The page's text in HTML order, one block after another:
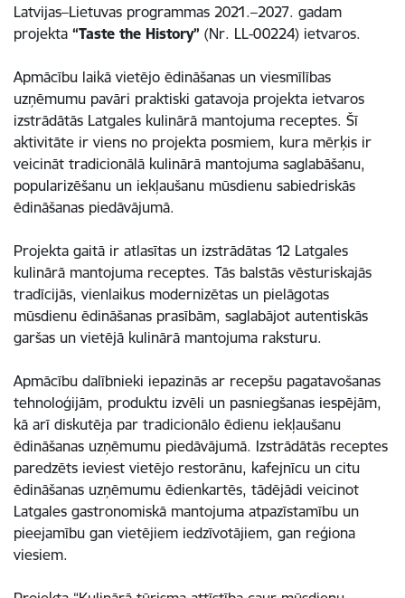
Latvijas–Lietuvas programmas 2021.–2027. gadam
projekta “Taste the History” (Nr. LL-00224) ietvaros.
Apmācību laikā vietējo ēdināšanas un viesmīlības
uzņēmumu pavāri praktiski gatavoja projekta ietvaros
izstrādātās Latgales kulinārā mantojuma receptes. Šī
aktivitāte ir viens no projekta posmiem, kura mērķis ir
veicināt tradicionālā kulinārā mantojuma saglabāšanu,
popularizēšanu un iekļaušanu mūsdienu sabiedriskās
ēdināšanas piedāvājumā.
Projekta gaitā ir atlasītas un izstrādātas 12 Latgales
kulinārā mantojuma receptes. Tās balstās vēsturiskajās
tradīcijās, vienlaikus modernizētas un pielāgotas
mūsdienu ēdināšanas prasībām, saglabājot autentiskās
garšas un vietējā kulinārā mantojuma raksturu.
Apmācību dalībnieki iepazinās ar recepšu pagatavošanas
tehnoloģijām, produktu izvēli un pasniegšanas iespējām,
kā arī diskutēja par tradicionālo ēdienu iekļaušanu
ēdināšanas uzņēmumu piedāvājumā. Izstrādātās receptes
paredzēts ieviest vietējo restorānu, kafejnīcu un citu
ēdināšanas uzņēmumu ēdienkartēs, tādējādi veicinot
Latgales gastronomiskā mantojuma atpazīstamību un
pieejamību gan vietējiem iedzīvotājiem, gan reģiona
viesiem.